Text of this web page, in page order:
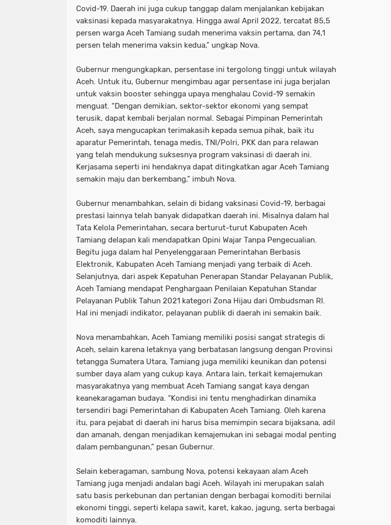
Covid-19. Daerah ini juga cukup tanggap dalam menjalankan kebijakan
vaksinasi kepada masyarakatnya. Hingga awal April 2022, tercatat 85,5
persen warga Aceh Tamiang sudah menerima vaksin pertama, dan 74,1
persen telah menerima vaksin kedua,” ungkap Nova.
Gubernur mengungkapkan, persentase ini tergolong tinggi untuk wilayah
Aceh. Untuk itu, Gubernur mengimbau agar persentase ini juga berjalan
untuk vaksin booster sehingga upaya menghalau Covid-19 semakin
menguat. “Dengan demikian, sektor-sektor ekonomi yang sempat
terusik, dapat kembali berjalan normal. Sebagai Pimpinan Pemerintah
Aceh, saya mengucapkan terimakasih kepada semua pihak, baik itu
aparatur Pemerintah, tenaga medis, TNI/Polri, PKK dan para relawan
yang telah mendukung suksesnya program vaksinasi di daerah ini.
Kerjasama seperti ini hendaknya dapat ditingkatkan agar Aceh Tamiang
semakin maju dan berkembang,” imbuh Nova.
Gubernur menambahkan, selain di bidang vaksinasi Covid-19, berbagai
prestasi lainnya telah banyak didapatkan daerah ini. Misalnya dalam hal
Tata Kelola Pemerintahan, secara berturut-turut Kabupaten Aceh
Tamiang delapan kali mendapatkan Opini Wajar Tanpa Pengecualian.
Begitu juga dalam hal Penyelenggaraan Pemerintahan Berbasis
Elektronik, Kabupaten Aceh Tamiang menjadi yang terbaik di Aceh.
Selanjutnya, dari aspek Kepatuhan Penerapan Standar Pelayanan Publik,
Aceh Tamiang mendapat Penghargaan Penilaian Kepatuhan Standar
Pelayanan Publik Tahun 2021 kategori Zona Hijau dari Ombudsman RI.
Hal ini menjadi indikator, pelayanan publik di daerah ini semakin baik.
Nova menambahkan, Aceh Tamiang memiliki posisi sangat strategis di
Aceh, selain karena letaknya yang berbatasan langsung dengan Provinsi
tetangga Sumatera Utara, Tamiang juga memiliki keunikan dan potensi
sumber daya alam yang cukup kaya. Antara lain, terkait kemajemukan
masyarakatnya yang membuat Aceh Tamiang sangat kaya dengan
keanekaragaman budaya. “Kondisi ini tentu menghadirkan dinamika
tersendiri bagi Pemerintahan di Kabupaten Aceh Tamiang. Oleh karena
itu, para pejabat di daerah ini harus bisa memimpin secara bijaksana, adil
dan amanah, dengan menjadikan kemajemukan ini sebagai modal penting
dalam pembangunan,” pesan Gubernur.
Selain keberagaman, sambung Nova, potensi kekayaan alam Aceh
Tamiang juga menjadi andalan bagi Aceh. Wilayah ini merupakan salah
satu basis perkebunan dan pertanian dengan berbagai komoditi bernilai
ekonomi tinggi, seperti kelapa sawit, karet, kakao, jagung, serta berbagai
komoditi lainnya.